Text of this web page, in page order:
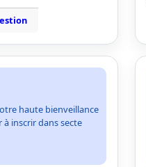
haute bienveillance
inscrir dans secte